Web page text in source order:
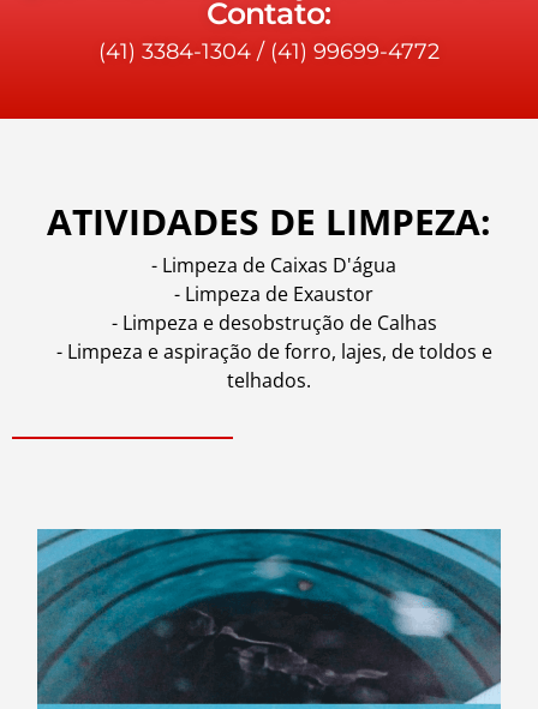
Contato:
(41) 3384-1304 / (41) 99699-4772
ATIVIDADES DE LIMPEZA:
- Limpeza de Caixas D'água
- Limpeza de Exaustor
- Limpeza e desobstrução de Calhas
- Limpeza e aspiração de forro, lajes, de toldos e
telhados.